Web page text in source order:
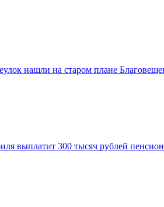
нашли на старом плане
выплатит 300 тысяч рублей